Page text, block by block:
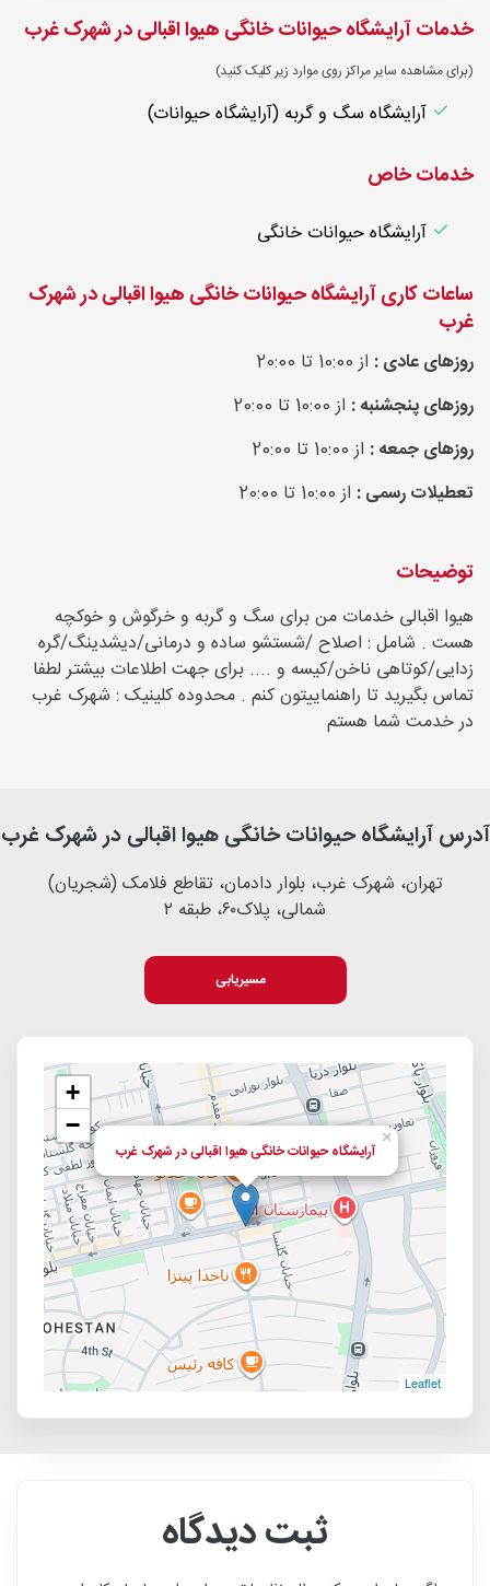
خدمات آرایشگاه حیوانات خانگی هیوا اقبالی در شهرک غرب
(برای مشاهده سایر مراکز روی موارد زیر کلیک کنید)
آرایشگاه سگ و گربه (آرایشگاه حیوانات)
خدمات خاص
آرایشگاه حیوانات خانگی
ساعات کاری آرایشگاه حیوانات خانگی هیوا اقبالی در شهرک
غرب
روزهای عادی : از 10:00 تا 20:00
روزهای پنجشنبه : از 10:00 تا 20:00
روزهای جمعه : از 10:00 تا 20:00
تعطیلات رسمی : از 10:00 تا 20:00
توضیحات
هیوا اقبالی خدمات من برای سگ و گربه و خرگوش و خوکچه
هست . شامل : اصلاح /شستشو ساده و درمانی/دیشدینگ/گره
زدایی/کوتاهی ناخن/کیسه و .... برای جهت اطلاعات بیشتر لطفا
تماس بگیرید تا راهنماییتون کنم . محدوده کلینیک : شهرک غرب
در خدمت شما هستم
آدرس آرایشگاه حیوانات خانگی هیوا اقبالی در شهرک غرب
تهران، شهرک غرب، بلوار دادمان، تقاطع فلامک (شجریان)
شمالی، پلاک۶۰، طبقه ۲
مسیریابی
آرایشگاه حیوانات خانگی هیوا اقبالی در شهرک غرب
×
+
−
Leaflet
ثبت دیدگاه